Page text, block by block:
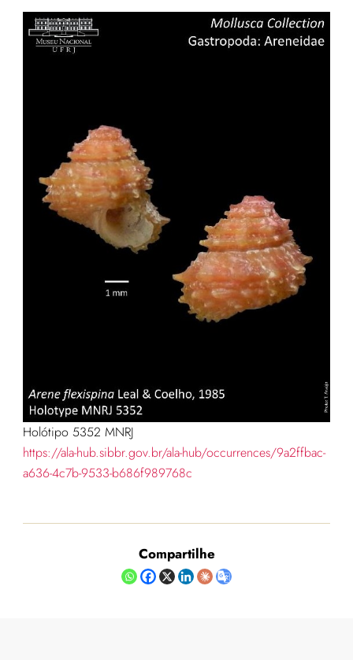
Holótipo 5352 MNRJ
https://ala-hub.sibbr.gov.br/ala-hub/occurrences/9a2ffbac-
a636-4c7b-9533-b686f989768c
Compartilhe